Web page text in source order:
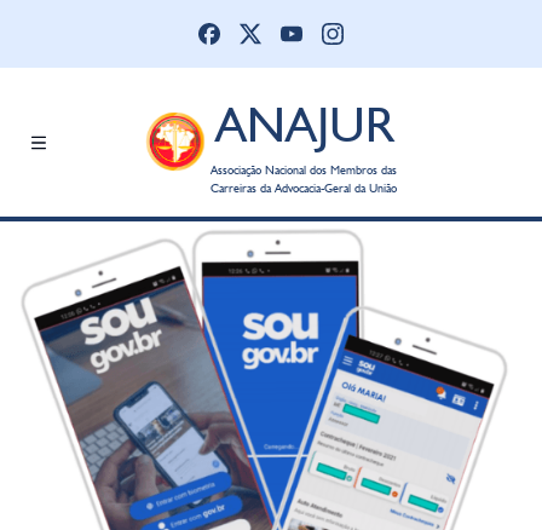
ANAJUR
Associação Nacional dos Membros das
Carreiras da Advocacia-Geral da União